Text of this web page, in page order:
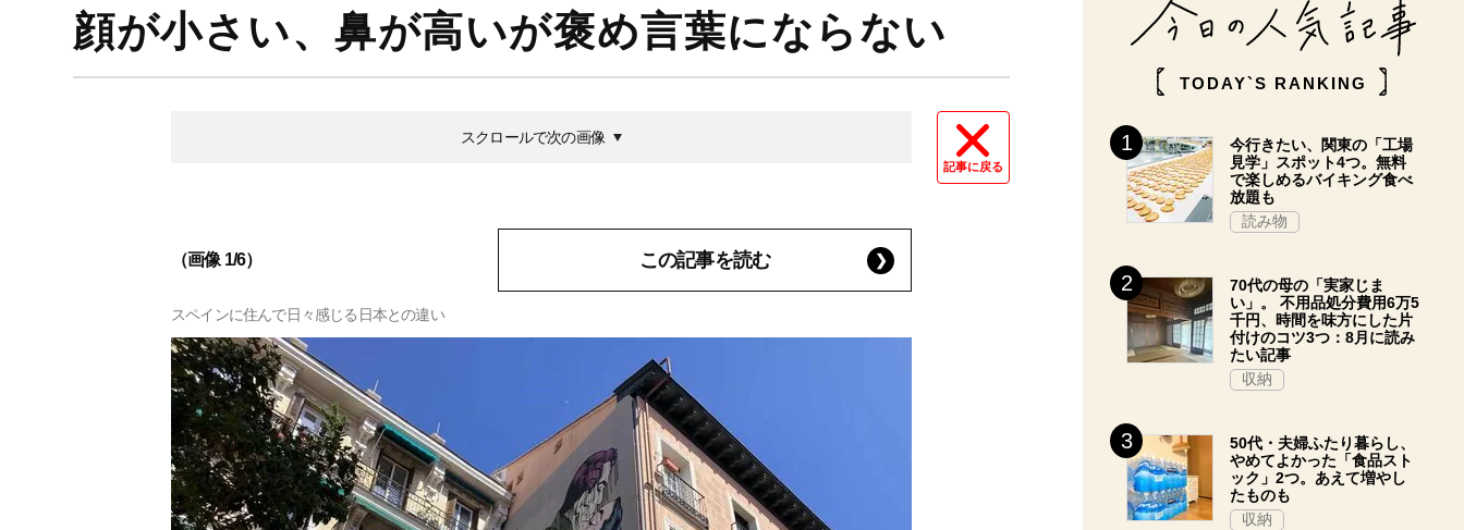
顔が小さい、鼻が高いが褒め言葉にならない
記事に戻る
スクロールで次の画像
（画像 1/6） この記事を読む
スペインに住んで日々感じる日本との違い
TODAY`S RANKING
今行きたい、関東の「工場
見学」スポット4つ。無料
で楽しめるバイキング食べ
放題も
読み物
70代の母の「実家じま
い」。 不用品処分費用6万5
千円、時間を味方にした片
付けのコツ3つ：8月に読み
たい記事
収納
50代・夫婦ふたり暮らし、
やめてよかった「食品スト
ック」2つ。あえて増やし
たものも
収納